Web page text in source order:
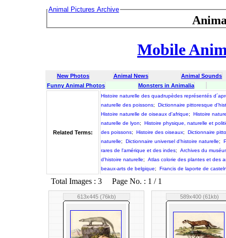
Animal Pictures Archive
Mobile
New Photos Animal News
Animal Sounds
Funny Animal Photos
Monsters in Animalia
Related Terms:
Histoire naturelle des quadrupèdes représentés
naturelle des poissons;
Dictionnaire pittoresque
Histoire naturelle de oiseaux d'afrique;
Histoire
naturelle de lyon;
Histoire physique, naturelle et
des poissons; Histoire des oiseaux;
Dictionnaire
naturelle; Dictionnaire universel d'histoire naturelle;
rares de l'amérique et des indes;
Archives du
d'histoire naturelle;
Atlas colorie des plantes et des
beaux-arts de belgique; Francis de laporte de
Total Images : 3 Page No. : 1 / 1
613x445 (76kb) 589x400 (61kb)